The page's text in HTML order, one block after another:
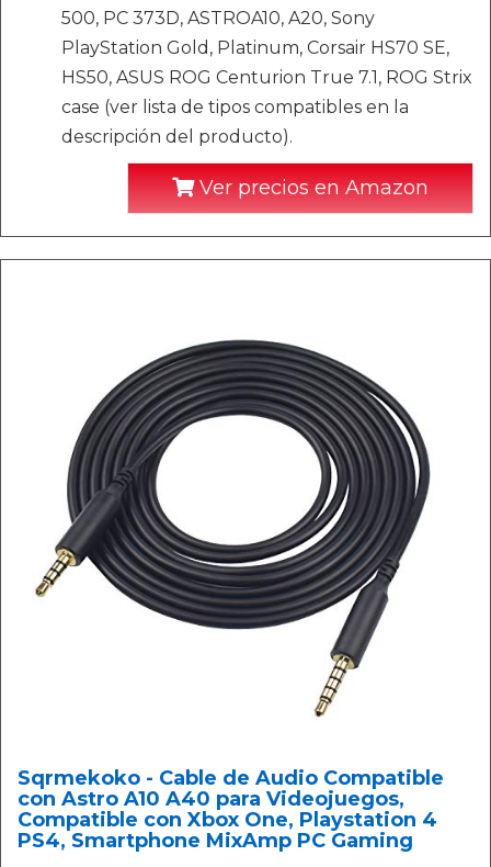
500, PC 373D, ASTROA10, A20, Sony
PlayStation Gold, Platinum, Corsair HS70 SE,
HS50, ASUS ROG Centurion True 7.1, ROG Strix
case (ver lista de tipos compatibles en la
descripción del producto).
Ver precios en Amazon
Sqrmekoko - Cable de Audio Compatible
con Astro A10 A40 para Videojuegos,
Compatible con Xbox One, Playstation 4
PS4, Smartphone MixAmp PC Gaming